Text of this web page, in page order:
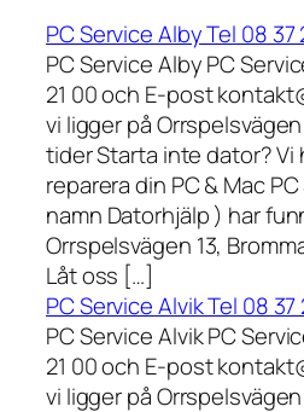
PC Service Alby Tel 08 37
PC Service Alby PC
21 00 och E-post
vi ligger på
tider Starta inte dator? Vi
reparera din PC & Mac
namn Datorhjälp ) har
Orrspelsvägen 13,
Låt oss […]
PC Service Alvik Tel 08 37
PC Service Alvik PC
21 00 och E-post
vi ligger på